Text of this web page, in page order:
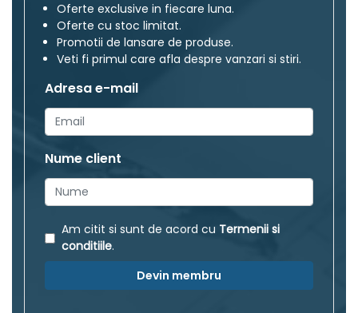
Oferte exclusive in fiecare luna.
Oferte cu stoc limitat.
Promotii de lansare de produse.
Veti fi primul care afla despre vanzari si stiri.
Adresa e-mail
Nume client
Am citit si sunt de acord cu Termenii si
conditiile.
Devin membru